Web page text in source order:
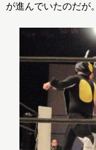
が進んでいたのだが。